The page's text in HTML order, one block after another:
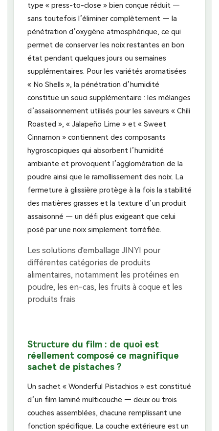
type « press-to-close » bien conçue réduit —
sans toutefois l’éliminer complètement — la
pénétration d’oxygène atmosphérique, ce qui
permet de conserver les noix restantes en bon
état pendant quelques jours ou semaines
supplémentaires. Pour les variétés aromatisées
« No Shells », la pénétration d’humidité
constitue un souci supplémentaire : les mélanges
d’assaisonnement utilisés pour les saveurs « Chili
Roasted », « Jalapeño Lime » et « Sweet
Cinnamon » contiennent des composants
hygroscopiques qui absorbent l’humidité
ambiante et provoquent l’agglomération de la
poudre ainsi que le ramollissement des noix. La
fermeture à glissière protège à la fois la stabilité
des matières grasses et la texture d’un produit
assaisonné — un défi plus exigeant que celui
posé par une noix simplement torréfiée.
Structure du film : de quoi est
réellement composé ce magnifique
sachet de pistaches ?
Un sachet « Wonderful Pistachios » est constitué
d’un film laminé multicouche — deux ou trois
couches assemblées, chacune remplissant une
fonction spécifique. La couche extérieure est un